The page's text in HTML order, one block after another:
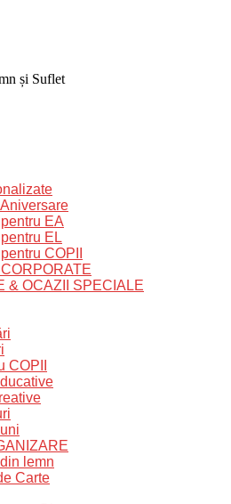
și Suflet
EA
EL
COPII
& OCAZII SPECIALE
COPII
lemn
Carte